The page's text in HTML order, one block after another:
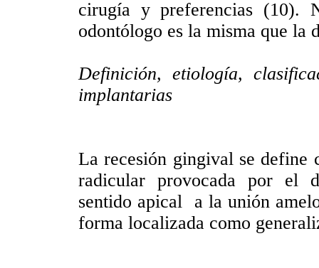
cirugía y preferencias (10).
odontólogo es la misma que la
Definición, etiología,
implantarias
La recesión gingival se define
radicular provocada por el
sentido apical a la unión
forma localizada como